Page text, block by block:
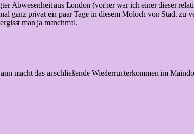
Abwesenheit aus London (vorher war ich einer dieser
ganz privat ein paar Tage in diesem Moloch von Stadt
man ja manchmal.
macht das anschließende Wiederrunterkommen im